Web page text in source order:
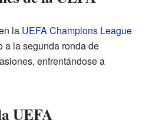
la UEFA Champions League
a la segunda ronda de
enfrentándose a
UEFA